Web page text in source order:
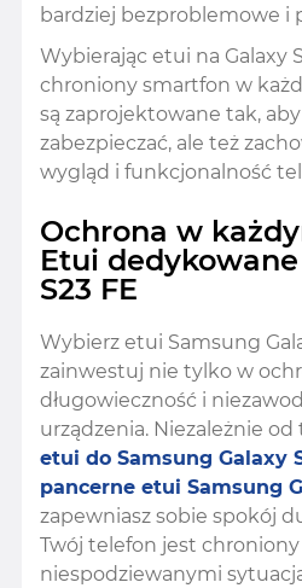
bardziej bezproblemowe i
Wybierając etui na Galaxy
chroniony smartfon w
są zaprojektowane tak,
zabezpieczać, ale też
wygląd i funkcjonalność
Ochrona w
Etui
S23 FE
Wybierz etui Samsung
zainwestuj nie tylko w
długowieczność i
urządzenia. Niezależnie
etui do Samsung Galaxy
pancerne etui Samsung
zapewniasz sobie spokój
Twój telefon jest
niespodziewanymi